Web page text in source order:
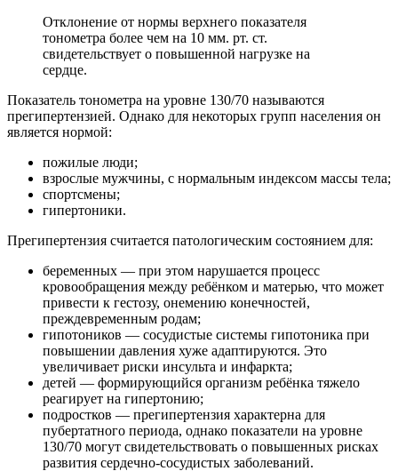
Отклонение от нормы верхнего показателя
тонометра более чем на 10 мм. рт. ст.
свидетельствует о повышенной нагрузке на
сердце.
Показатель тонометра на уровне 130/70 называются
прегипертензией. Однако для некоторых групп населения он
является нормой:
пожилые люди;
взрослые мужчины, с нормальным индексом массы тела;
спортсмены;
гипертоники.
Прегипертензия считается патологическим состоянием для:
беременных — при этом нарушается процесс
кровообращения между ребёнком и матерью, что может
привести к гестозу, онемению конечностей,
преждевременным родам;
гипотоников — сосудистые системы гипотоника при
повышении давления хуже адаптируются. Это
увеличивает риски инсульта и инфаркта;
детей — формирующийся организм ребёнка тяжело
реагирует на гипертонию;
подростков — прегипертензия характерна для
пубертатного периода, однако показатели на уровне
130/70 могут свидетельствовать о повышенных рисках
развития сердечно-сосудистых заболеваний.